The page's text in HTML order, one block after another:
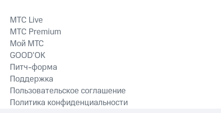
MTС Live
MTС Premium
Мой МТС
GOOD’OK
Питч-форма
Поддержка
Пользовательское соглашение
Политика конфиденциальности